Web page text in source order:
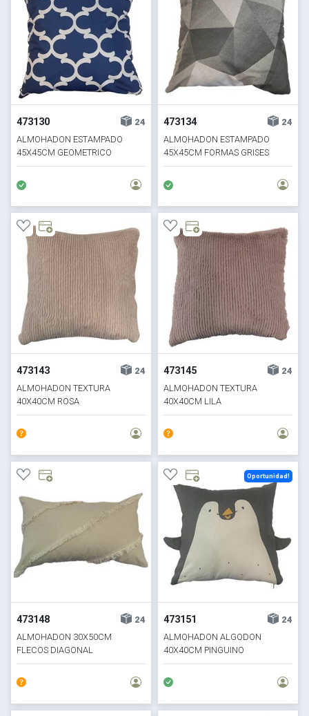
473130
24
ALMOHADON ESTAMPADO
45X45CM GEOMETRICO
AZUL/BLANCO
473134
24
ALMOHADON ESTAMPADO
45X45CM FORMAS GRISES
473143
24
ALMOHADON TEXTURA
40X40CM ROSA
473145
24
ALMOHADON TEXTURA
40X40CM LILA
473148
24
ALMOHADON 30X50CM
FLECOS DIAGONAL
BLANCO/BEIGE
473151
24
ALMOHADON ALGODON
40X40CM PINGUINO
Oportunidad!